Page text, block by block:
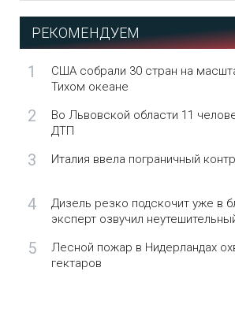
РЕКОМЕНДУЕМ
1
США собрали 30 стран на
Тихом океане
2
Во Львовской области 11
ДТП
3 Италия ввела пограничный
4
Дизель резко подскочит уже в
эксперт озвучил
5
Лесной пожар в Нидерландах
гектаров